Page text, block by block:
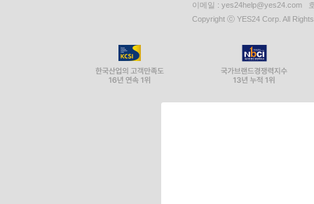
이메일 : yes24help@yes24.com
Copyright ⓒ YES24 Corp. All